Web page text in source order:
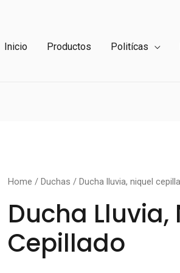
Inicio Productos Politícas
Home /Duchas / Ducha lluvia, niquel
Ducha Lluvia,
Cepillado
Ducha
niquel
cepillado
quantity